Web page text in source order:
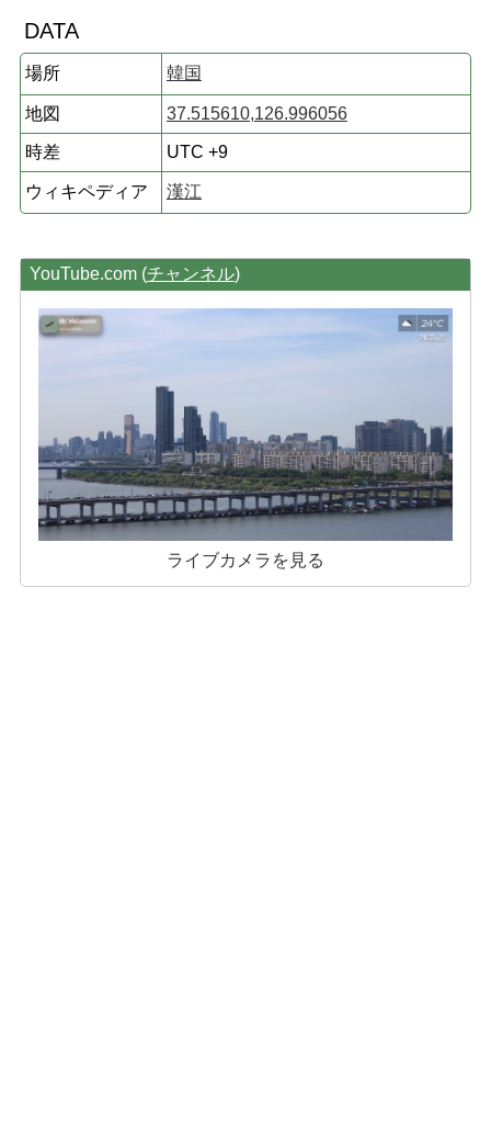
DATA
場所 韓国
地図 37.515610,126.996056
時差 UTC +9
ウィキペディア 漢江
YouTube.com (チャンネル)
ライブカメラを見る